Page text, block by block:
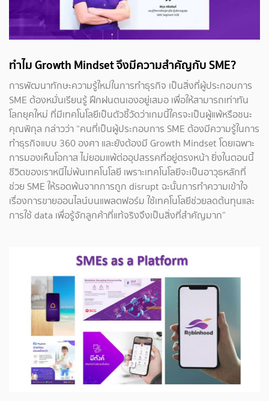
ทำไม Growth Mindset จึงมีความสำคัญกับ SME?
การพัฒนาทักษะความรู้ใหม่ในการทำธุรกิจ เป็นสิ่งที่ผู้ประกอบการ
SME ต้องหมั่นเรียนรู้ ฝึกฝนตนเองอยู่เสมอ เพื่อให้สามารถเท่าทัน
โลกยุคใหม่ ที่มีเทคโนโลยีเป็นตัวชี้วัดว่าเกมนี้ใครจะเป็นผู้แพ้หรือชนะ
คุณพิกุล กล่าวว่า “คนที่เป็นผู้ประกอบการ SME ต้องมีความรู้ในการ
ทำธุรกิจแบบ 360 องศา และยังต้องมี Growth Mindset โดยเฉพาะ
การมองเห็นโอกาส ไม่ยอมแพ้ต่ออุปสรรคที่อยู่ตรงหน้า ยิ่งในตอนนี้
ชีวิตของเราหนีไม่พ้นเทคโนโลยี เพราะเทคโนโลยีจะเป็นอาวุธหลักที่
ช่วย SME ให้รอดพ้นจากการถูก disrupt ฉะนั้นการทำความเข้าใจ
เรื่องการขายออนไลน์บนแพลตฟอร์ม ใช้เทคโนโลยีช่วยลดต้นทุนและ
การใช้ data เพื่อรู้จักลูกค้าที่แท้จริงจึงเป็นสิ่งที่สำคัญมาก”